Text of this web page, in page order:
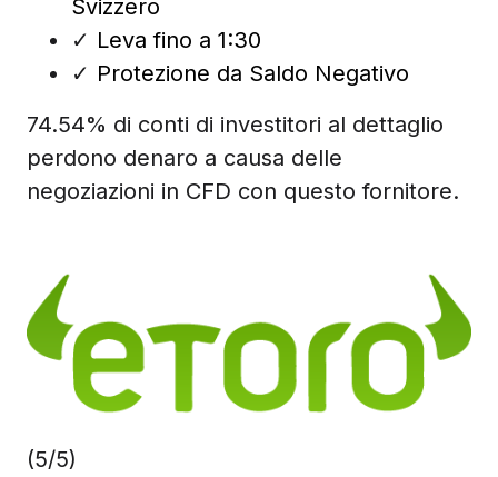
Svizzero
✓ Leva fino a 1:30
✓ Protezione da Saldo Negativo
74.54% di conti di investitori al dettaglio
perdono denaro a causa delle
negoziazioni in CFD con questo fornitore.
(5/5)